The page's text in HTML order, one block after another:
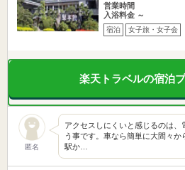
営業時間
入浴料金 ～
宿泊 女子旅・女子会
楽天トラベルの宿泊
匿名
アクセスしにくいと感じるのは
う事です。車なら簡単に大間々か
駅か…